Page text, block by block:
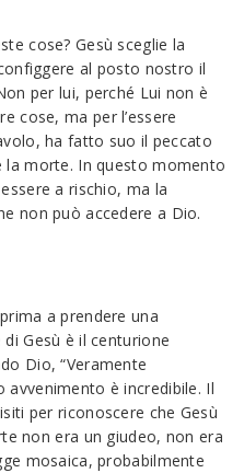
cose? Gesù sceglie la
al posto nostro il
per lui, perché Lui non è
cose, ma per l’essere
ha fatto suo il peccato
morte. In questo momento
a rischio, ma la
non può accedere a Dio.
a prendere una
Gesù è il centurione
Dio, “Veramente
avvenimento è incredibile. Il
per riconoscere che Gesù
non era un giudeo, non era
mosaica, probabilmente